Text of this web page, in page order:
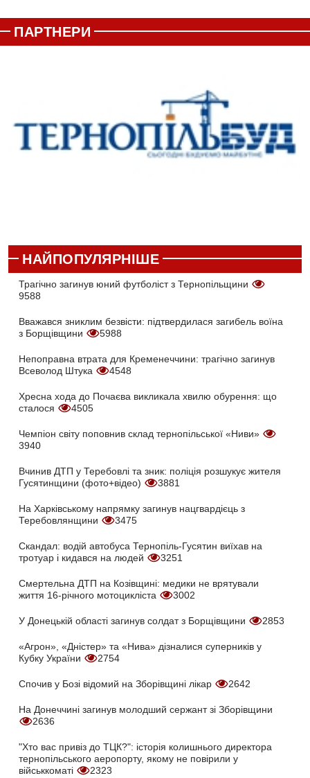
ПАРТНЕРИ
НАЙПОПУЛЯРНІШЕ
Трагічно загинув юний футболіст з Тернопільщини
9588
Вважався зниклим безвісти: підтвердилася загибель воїна
з Борщівщини
5988
Непоправна втрата для Кременеччини: трагічно загинув
Всеволод Штука
4548
Хресна хода до Почаєва викликала хвилю обурення: що
сталося
4505
Чемпіон світу поповнив склад тернопільської «Ниви»
3940
Вчинив ДТП у Теребовлі та зник: поліція розшукує жителя
Гусятинщини (фото+відео)
3881
На Харківському напрямку загинув нацгвардієць з
Теребовлянщини
3475
Скандал: водій автобуса Тернопіль-Гусятин виїхав на
тротуар і кидався на людей
3251
Смертельна ДТП на Козівщині: медики не врятували
життя 16-річного мотоцикліста
3002
У Донецькій області загинув солдат з Борщівщини 2853
«Агрон», «Дністер» та «Нива» дізналися суперників у
Кубку України
2754
Спочив у Бозі відомий на Зборівщині лікар 2642
На Донеччині загинув молодший сержант зі Зборівщини
2636
"Хто вас привіз до ТЦК?": історія колишнього директора
тернопільського аеропорту, якому не повірили у
військкоматі
2323